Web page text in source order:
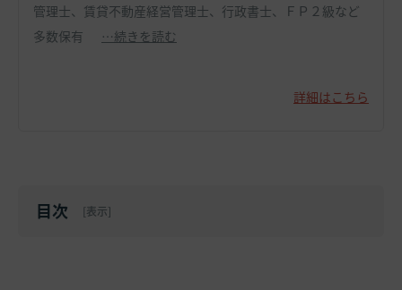
管理士、賃貸不動産経営管理士、行政書士、ＦＰ２級など
多数保有
…続きを読む
詳細はこちら
目次 [表示]